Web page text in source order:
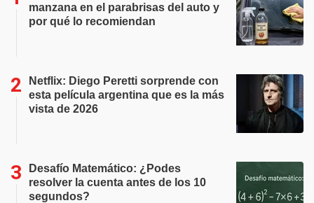
manzana en el parabrisas del auto y
por qué lo recomiendan
Netflix: Diego Peretti sorprende con
esta película argentina que es la más
vista de 2026
Desafío Matemático: ¿Podes
resolver la cuenta antes de los 10
segundos?